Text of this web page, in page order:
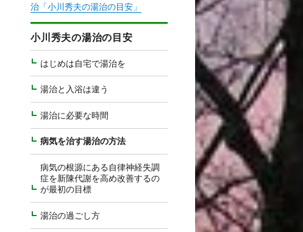
治「小川秀夫の湯治の目安」
小川秀夫の湯治の目安
はじめは自宅で湯治を
湯治と入浴は違う
湯治に必要な時間
病気を治す湯治の方法
病気の根源にある自律神経失調
症を新陳代謝を高め改善するの
が最初の目標
湯治の過ごし方